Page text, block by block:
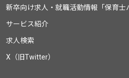
新卒向け求人・就職活動情報「保育士
サービス紹介
求人検索
X（旧Twitter）